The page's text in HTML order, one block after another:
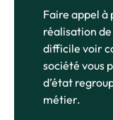
Faire appel à
réalisation de
difficile voir
société vous
d’état
métier.